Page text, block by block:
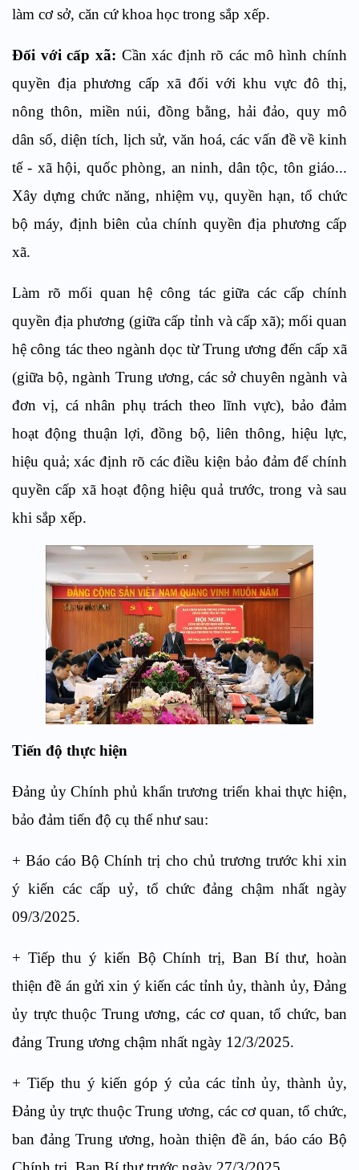
làm cơ sở, căn cứ khoa học trong sắp xếp.
Đối với cấp xã: Cần xác định rõ các mô hình chính
quyền địa phương cấp xã đối với khu vực đô thị,
nông thôn, miền núi, đồng bằng, hải đảo, quy mô
dân số, diện tích, lịch sử, văn hoá, các vấn đề về kinh
tế - xã hội, quốc phòng, an ninh, dân tộc, tôn giáo...
Xây dựng chức năng, nhiệm vụ, quyền hạn, tổ chức
bộ máy, định biên của chính quyền địa phương cấp
xã.
Làm rõ mối quan hệ công tác giữa các cấp chính
quyền địa phương (giữa cấp tỉnh và cấp xã); mối quan
hệ công tác theo ngành dọc từ Trung ương đến cấp xã
(giữa bộ, ngành Trung ương, các sở chuyên ngành và
đơn vị, cá nhân phụ trách theo lĩnh vực), bảo đảm
hoạt động thuận lợi, đồng bộ, liên thông, hiệu lực,
hiệu quả; xác định rõ các điều kiện bảo đảm để chính
quyền cấp xã hoạt động hiệu quả trước, trong và sau
khi sắp xếp.
Tiến độ thực hiện
Đảng ủy Chính phủ khẩn trương triển khai thực hiện,
bảo đảm tiến độ cụ thể như sau:
+ Báo cáo Bộ Chính trị cho chủ trương trước khi xin
ý kiến các cấp uỷ, tổ chức đảng chậm nhất ngày
09/3/2025.
+ Tiếp thu ý kiến Bộ Chính trị, Ban Bí thư, hoàn
thiện đề án gửi xin ý kiến các tỉnh ủy, thành ủy, Đảng
ủy trực thuộc Trung ương, các cơ quan, tổ chức, ban
đảng Trung ương chậm nhất ngày 12/3/2025.
+ Tiếp thu ý kiến góp ý của các tỉnh ủy, thành ủy,
Đảng ủy trực thuộc Trung ương, các cơ quan, tổ chức,
ban đảng Trung ương, hoàn thiện đề án, báo cáo Bộ